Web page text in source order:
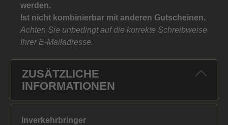
werden.
Ist nicht kombinierbar mit anderen Gutscheinen.
Achten Sie unbedingt auf die korrekte Schreibweise
Ihrer E-Mailadresse.
ZUSÄTZLICHE
INFORMATIONEN
Inverkehrbringer